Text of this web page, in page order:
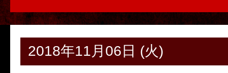
2018年11月06日 (火)